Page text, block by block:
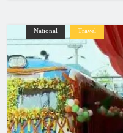
National Travel